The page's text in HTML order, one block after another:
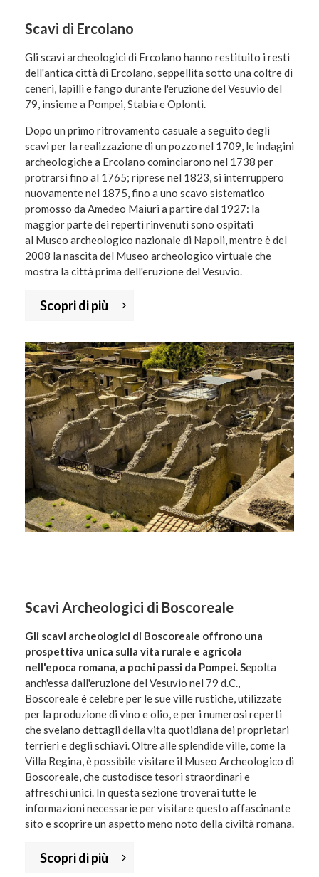
Scavi di Ercolano
Gli scavi archeologici di Ercolano hanno restituito i resti
dell'antica città di Ercolano, seppellita sotto una coltre di
ceneri, lapilli e fango durante l'eruzione del Vesuvio del
79, insieme a Pompei, Stabia e Oplonti.
Dopo un primo ritrovamento casuale a seguito degli
scavi per la realizzazione di un pozzo nel 1709, le indagini
archeologiche a Ercolano cominciarono nel 1738 per
protrarsi fino al 1765; riprese nel 1823, si interruppero
nuovamente nel 1875, fino a uno scavo sistematico
promosso da Amedeo Maiuri a partire dal 1927: la
maggior parte dei reperti rinvenuti sono ospitati
al Museo archeologico nazionale di Napoli, mentre è del
2008 la nascita del Museo archeologico virtuale che
mostra la città prima dell'eruzione del Vesuvio.
Scopri di più
Scavi Archeologici di Boscoreale
Gli scavi archeologici di Boscoreale offrono una
prospettiva unica sulla vita rurale e agricola
nell'epoca romana, a pochi passi da Pompei. Sepolta
anch'essa dall'eruzione del Vesuvio nel 79 d.C.,
Boscoreale è celebre per le sue ville rustiche, utilizzate
per la produzione di vino e olio, e per i numerosi reperti
che svelano dettagli della vita quotidiana dei proprietari
terrieri e degli schiavi. Oltre alle splendide ville, come la
Villa Regina, è possibile visitare il Museo Archeologico di
Boscoreale, che custodisce tesori straordinari e
affreschi unici. In questa sezione troverai tutte le
informazioni necessarie per visitare questo affascinante
sito e scoprire un aspetto meno noto della civiltà romana.
Scopri di più